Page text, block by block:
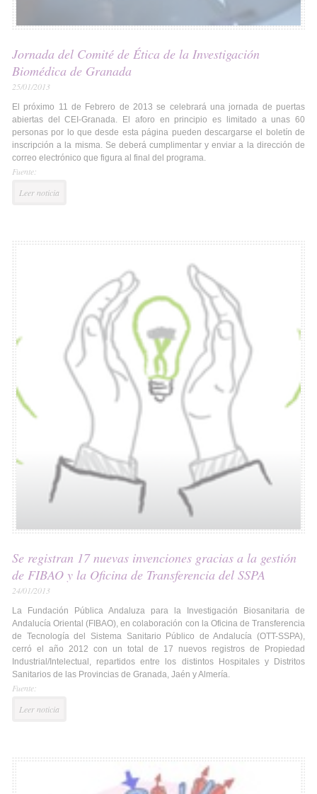
Jornada del Comité de Ética de la Investigación
Biomédica de Granada
25/01/2013
El próximo 11 de Febrero de 2013 se celebrará una jornada de puertas
abiertas del CEI-Granada. El aforo en principio es limitado a unas 60
personas por lo que desde esta página pueden descargarse el boletín de
inscripción a la misma. Se deberá cumplimentar y enviar a la dirección de
correo electrónico que figura al final del programa.
Fuente:
Leer noticia
Se registran 17 nuevas invenciones gracias a la gestión
de FIBAO y la Oficina de Transferencia del SSPA
24/01/2013
La Fundación Pública Andaluza para la Investigación Biosanitaria de
Andalucía Oriental (FIBAO), en colaboración con la Oficina de Transferencia
de Tecnología del Sistema Sanitario Público de Andalucía (OTT-SSPA),
cerró el año 2012 con un total de 17 nuevos registros de Propiedad
Industrial/Intelectual, repartidos entre los distintos Hospitales y Distritos
Sanitarios de las Provincias de Granada, Jaén y Almería.
Fuente:
Leer noticia